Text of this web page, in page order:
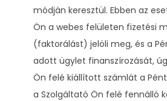
módján keresztül. Ebben az
Ön a webes felületen fizetési
(faktorálást) jelöli meg, és a
adott ügylet finanszírozását,
Ön felé kiállított számlát a
a Szolgáltató Ön felé fennálló